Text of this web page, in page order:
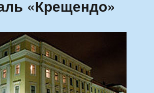
«Крещендо»